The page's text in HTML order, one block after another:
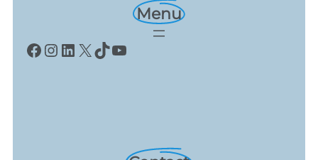
Menu
Facebook
Instagram
LinkedIn
X TikTok
YouTube